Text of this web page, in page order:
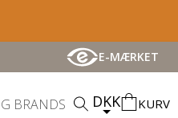
E-MÆRKET
DKK KURV